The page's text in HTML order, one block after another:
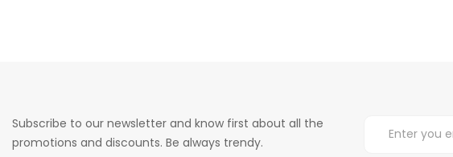
Subscribe to our newsletter and know first about all the
promotions and discounts. Be always trendy.